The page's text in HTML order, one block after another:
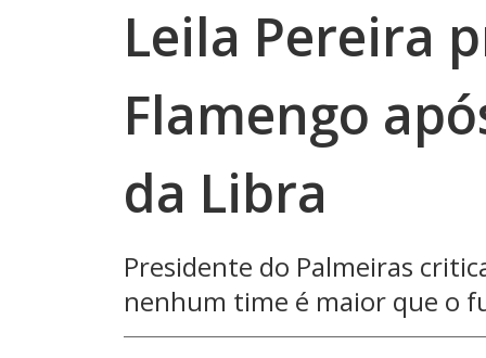
Leila Pereira
Flamengo
da Libra
Presidente do Palmeiras
nenhum time é maior que o